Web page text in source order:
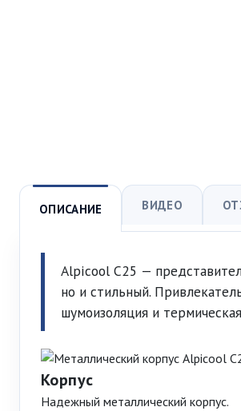
ОПИСАНИЕ ВИДЕО
Alpicool C25 —
но и стильный.
шумоизоляция и
Корпус
Надежный металлический корпус.